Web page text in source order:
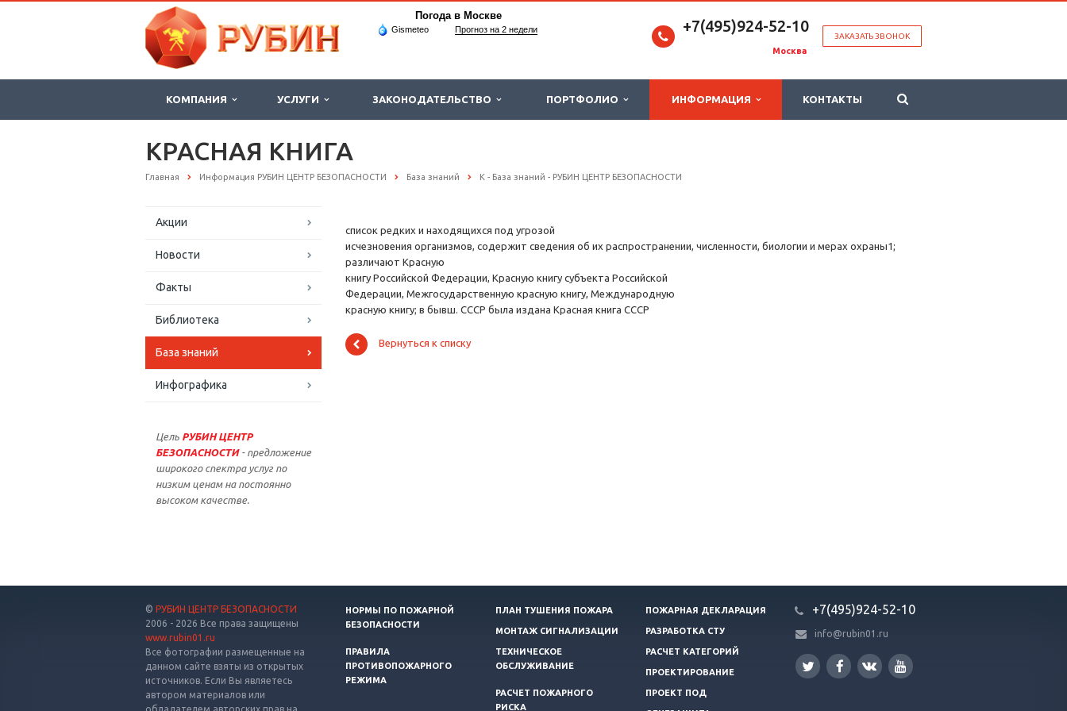
Погода в Москве
Gismeteo Прогноз на 2 недели
ЗАКАЗАТЬ ЗВОНОК
+7(495)924-52-10
Москва
КОМПАНИЯ УСЛУГИ ЗАКОНОДАТЕЛЬСТВО ПОРТФОЛИО ИНФОРМАЦИЯ КОНТАКТЫ
КРАСНАЯ КНИГА
Главная Информация РУБИН ЦЕНТР БЕЗОПАСНОСТИ База знаний К - База знаний - РУБИН ЦЕНТР БЕЗОПАСНОСТИ
Акции
Новости
Факты
Библиотека
База знаний
Инфографика
Цель РУБИН ЦЕНТР
БЕЗОПАСНОСТИ - предложение
широкого спектра услуг по
низким ценам на постоянно
высоком качестве.
список редких и находящихся под угрозой
исчезновения организмов, содержит сведения об их распространении, численности, биологии и мерах охраны1;
различают Красную
книгу Российской Федерации, Красную книгу субъекта Российской
Федерации, Межгосударственную красную книгу, Международную
красную книгу; в бывш. СССР была издана Красная книга СССР
Вернуться к списку
© РУБИН ЦЕНТР БЕЗОПАСНОСТИ
2006 - 2026 Все права защищены
www.rubin01.ru
Все фотографии размещенные на
данном сайте взяты из открытых
источников. Если Вы являетесь
автором материалов или
НОРМЫ ПО ПОЖАРНОЙ
БЕЗОПАСНОСТИ
ПЛАН ТУШЕНИЯ ПОЖАРА ПОЖАРНАЯ ДЕКЛАРАЦИЯ
МОНТАЖ СИГНАЛИЗАЦИИ РАЗРАБОТКА СТУ
ПРАВИЛА
ПРОТИВОПОЖАРНОГО
РЕЖИМА
ТЕХНИЧЕСКОЕ
ОБСЛУЖИВАНИЕ
РАСЧЕТ КАТЕГОРИЙ
ПРОЕКТИРОВАНИЕ
РАСЧЕТ ПОЖАРНОГО
РИСКА
ПРОЕКТ ПОД
+7(495)924-52-10
info@rubin01.ru